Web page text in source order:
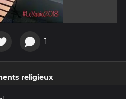
1
religieux